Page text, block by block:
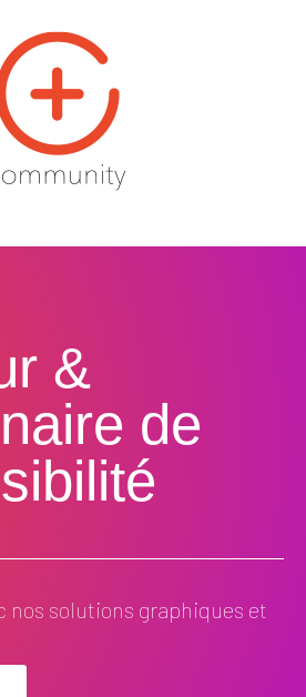
&
de
nos solutions graphiques et